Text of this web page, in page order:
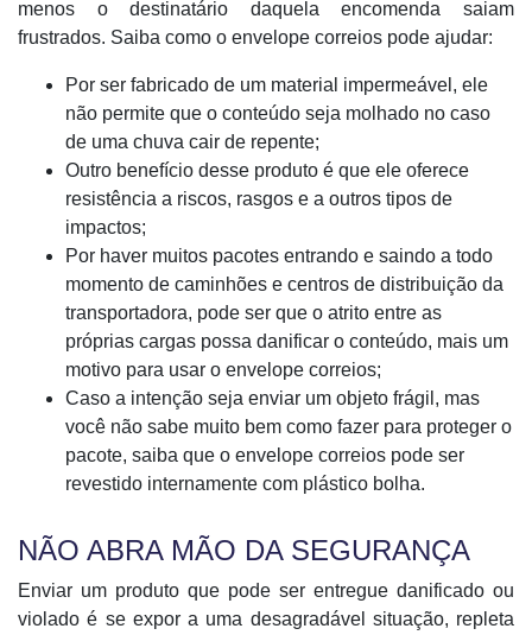
menos o destinatário daquela encomenda saiam
frustrados. Saiba como o envelope correios pode ajudar:
Por ser fabricado de um material impermeável, ele
não permite que o conteúdo seja molhado no caso
de uma chuva cair de repente;
Outro benefício desse produto é que ele oferece
resistência a riscos, rasgos e a outros tipos de
impactos;
Por haver muitos pacotes entrando e saindo a todo
momento de caminhões e centros de distribuição da
transportadora, pode ser que o atrito entre as
próprias cargas possa danificar o conteúdo, mais um
motivo para usar o envelope correios;
Caso a intenção seja enviar um objeto frágil, mas
você não sabe muito bem como fazer para proteger o
pacote, saiba que o envelope correios pode ser
revestido internamente com plástico bolha.
NÃO ABRA MÃO DA SEGURANÇA
Enviar um produto que pode ser entregue danificado ou
violado é se expor a uma desagradável situação, repleta